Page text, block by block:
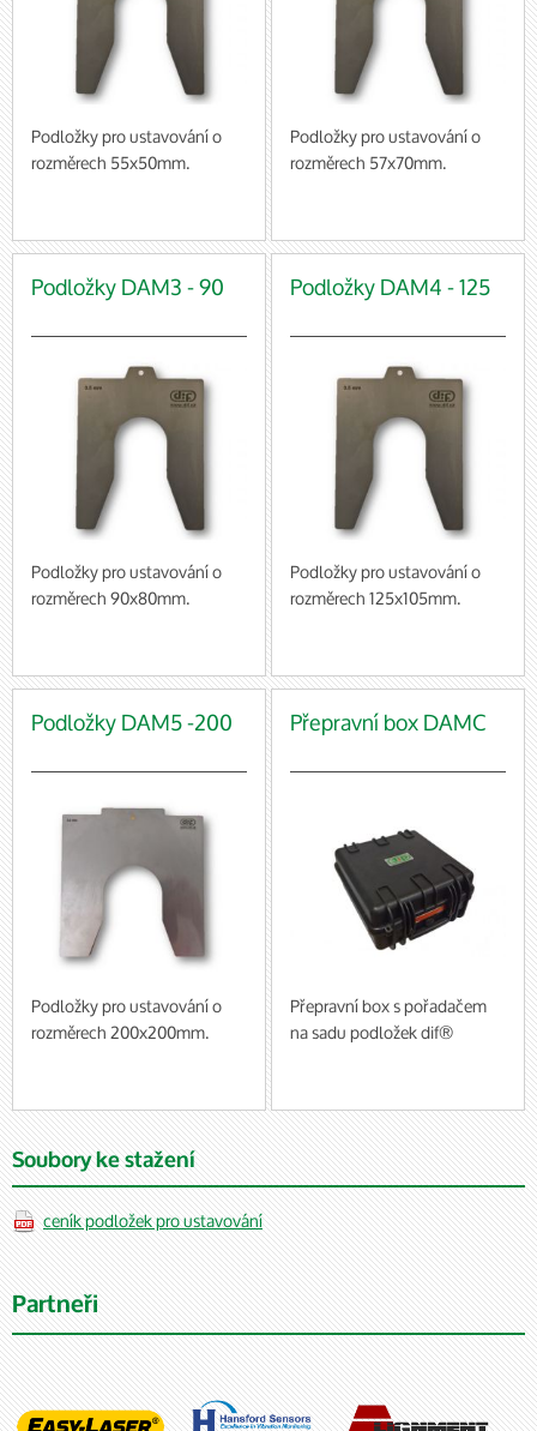
Podložky pro ustavování o
rozměrech 55x50mm.
balení)
Podložky pro ustavování o
rozměrech 57x70mm.
balení)
Podložky DAM3 - 90
Podložky pro ustavování o
rozměrech 90x80mm.
balení)
Podložky DAM4 - 125
Podložky pro ustavování o
rozměrech 125x105mm.
balení)
Podložky DAM5 -200
Podložky pro ustavování o
rozměrech 200x200mm.
balení)
Přepravní box DAMC
Přepravní box s pořadačem
na sadu podložek dif®
Soubory ke stažení
ceník podložek pro ustavování
Partneři